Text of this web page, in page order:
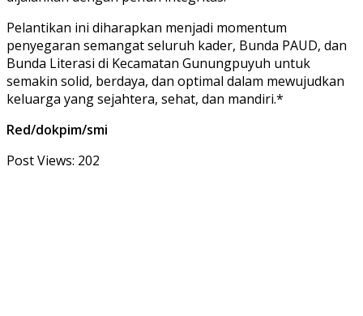
Pelantikan ini diharapkan menjadi momentum
penyegaran semangat seluruh kader, Bunda PAUD, dan
Bunda Literasi di Kecamatan Gunungpuyuh untuk
semakin solid, berdaya, dan optimal dalam mewujudkan
keluarga yang sejahtera, sehat, dan mandiri.*
Red/dokpim/smi
Post Views: 202